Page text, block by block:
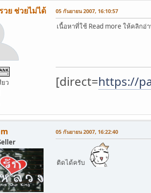
วย ช่วยไม่ได้
ว
05 กันยายน 2007, 16:10:57
เนื้อหาที่ใช้ Read more ให้คลิกอ่
[direct=https://
05 กันยายน 2007, 16:22:40
ติดได้ครับ